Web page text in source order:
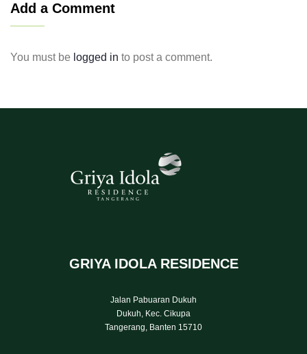
Add a Comment
You must be logged in to post a comment.
GRIYA IDOLA RESIDENCE
Jalan Pabuaran Dukuh
Dukuh, Kec. Cikupa
Tangerang, Banten 15710